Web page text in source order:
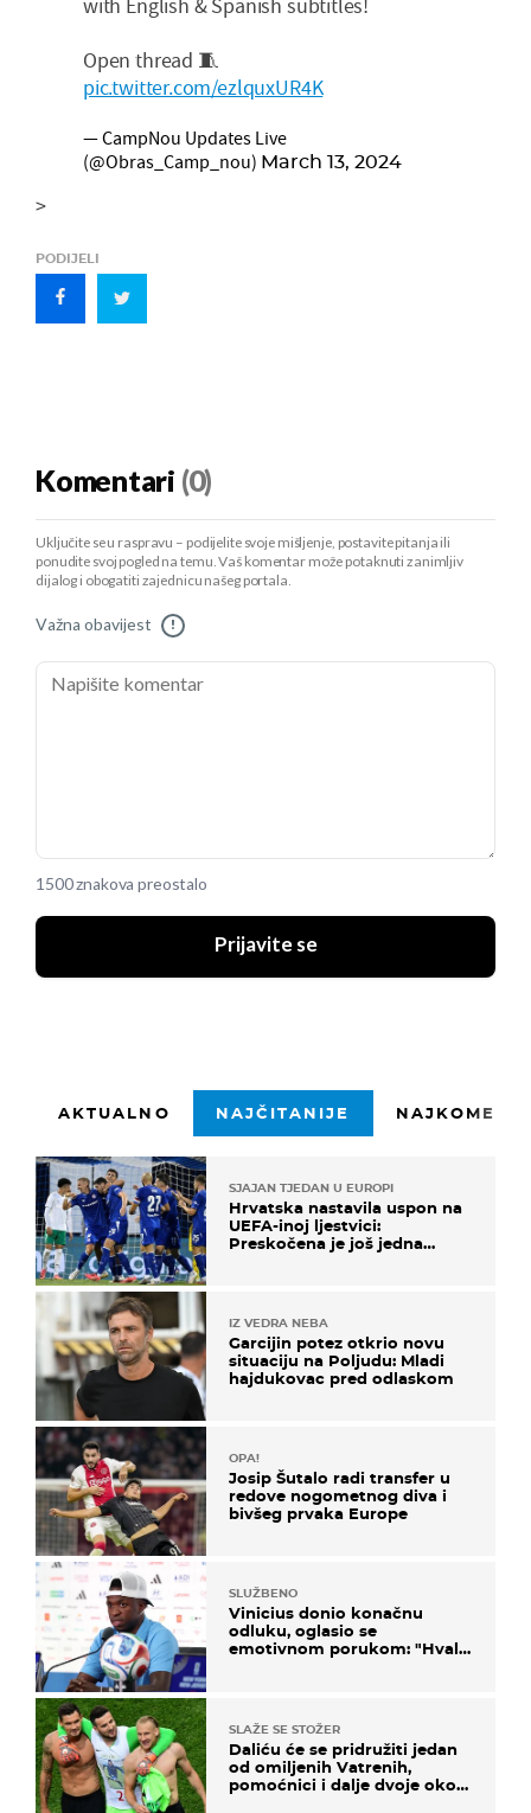
Open thread 🧵
pic.twitter.com/ezlquxUR4K
— CampNou Updates Live
(@Obras_Camp_nou) March 13, 2024
>
PODIJELI
Komentari (0)
Uključite se u raspravu – podijelite svoje mišljenje, postavite pitanja ili
ponudite svoj pogled na temu. Vaš komentar može potaknuti zanimljiv
dijalog i obogatiti zajednicu našeg portala.
Važna obavijest !
1500 znakova preostalo
Prijavite se
AKTUALNO NAJČITANIJE
SJAJAN TJEDAN U EUROPI
Hrvatska nastavila uspon na
UEFA-inoj ljestvici:
Preskočena je još jedna
IZ VEDRA NEBA
Garcijin potez otkrio novu
situaciju na Poljudu: Mladi
hajdukovac pred odlaskom
OPA!
Josip Šutalo radi transfer u
redove nogometnog diva i
bivšeg prvaka Europe
SLUŽBENO
Vinicius donio konačnu
odluku, oglasio se
emotivnom porukom: "Hvala
SLAŽE SE STOŽER
Daliću će se pridružiti jedan
od omiljenih Vatrenih,
pomoćnici i dalje dvoje oko